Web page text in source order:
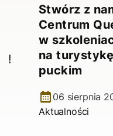
Stwórz z
Centrum
w
na
puckim
06 sierpnia
Aktualności